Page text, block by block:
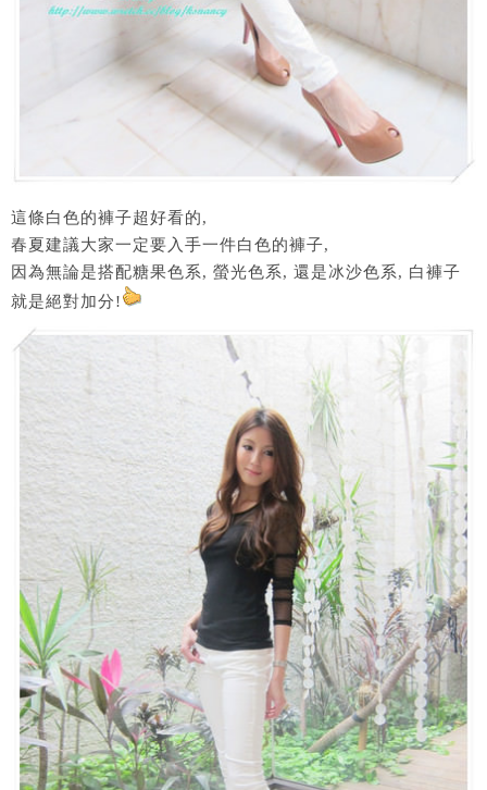
這條白色的褲子超好看的,
春夏建議大家一定要入手一件白色的褲子,
因為無論是搭配糖果色系, 螢光色系, 還是冰沙色系, 白褲子
就是絕對加分!